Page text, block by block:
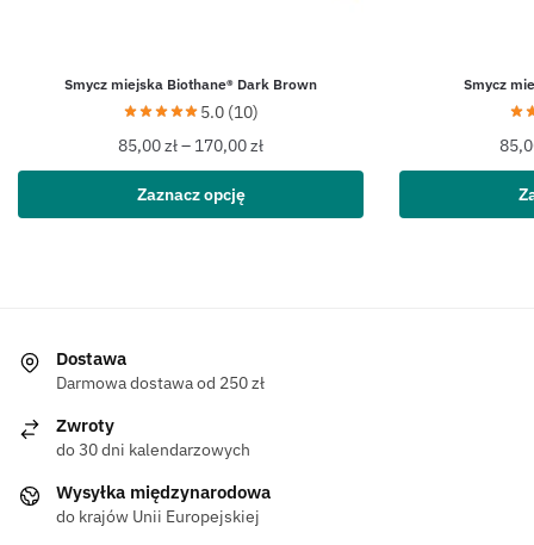
Smycz miejska Biothane® Dark Brown
5.0 (10)
85,00zł– 170,00zł
Zaznacz opcję
Smycz
Dostawa
Darmowa dostawa od 250 zł
Zwroty
do 30 dni kalendarzowych
Wysyłka międzynarodowa
do krajów Unii Europejskiej